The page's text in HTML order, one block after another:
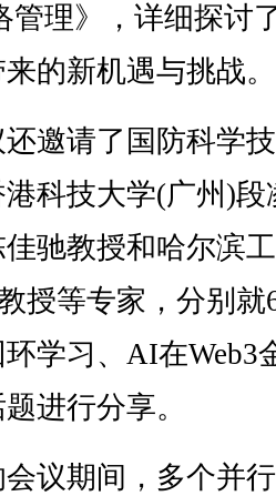
管理》，详细探讨
的新机遇与挑战。
请了国防科学
科技大学(广州)段
驰教授和哈尔滨
授等专家，分别就
学习、AI在Web3
进行分享。
期间，多个并